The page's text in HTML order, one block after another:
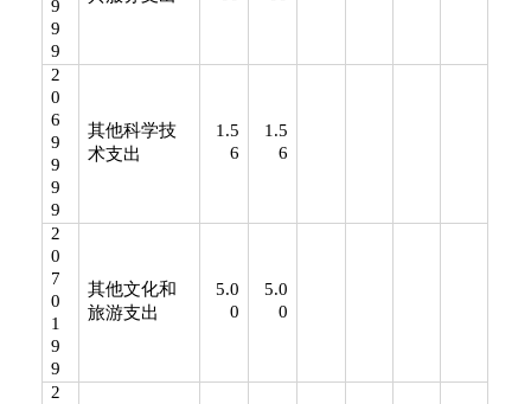
9
9
9
2
0
6
9
9
9
9
其他科学技
术支出
1.5
6
1.5
6
2
0
7
0
1
9
9
其他文化和
旅游支出
5.0
0
5.0
0
2